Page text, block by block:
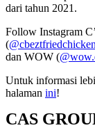
dari tahun 2021.
Follow Instagram
(
dan WOW (
Untuk informasi
halaman ini!
CAS